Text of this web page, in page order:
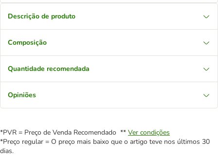
Descrição de produto
Composição
Quantidade recomendada
Opiniões
*PVR = Preço de Venda Recomendado ** Ver condições
*Preço regular = O preço mais baixo que o artigo teve nos últimos 30
dias.